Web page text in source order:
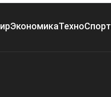
ЭкономикаТехноСпорт